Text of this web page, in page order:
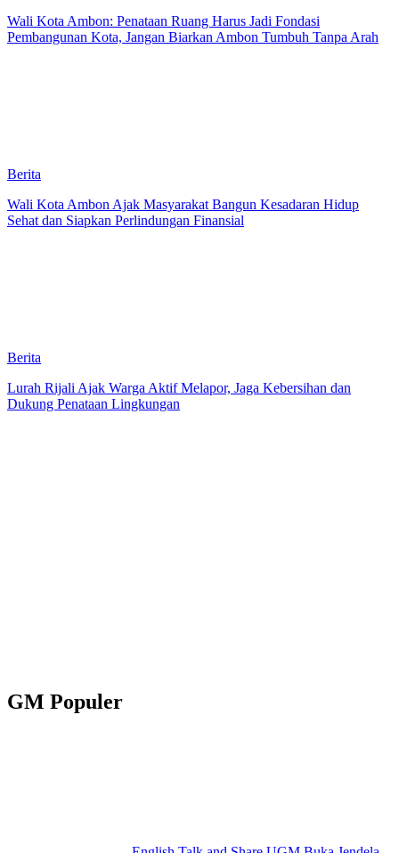
Wali Kota Ambon: Penataan Ruang Harus Jadi Fondasi
Pembangunan Kota, Jangan Biarkan Ambon Tumbuh Tanpa Arah
Berita
Wali Kota Ambon Ajak Masyarakat Bangun Kesadaran Hidup
Sehat dan Siapkan Perlindungan Finansial
Berita
Lurah Rijali Ajak Warga Aktif Melapor, Jaga Kebersihan dan
Dukung Penataan Lingkungan
GM Populer